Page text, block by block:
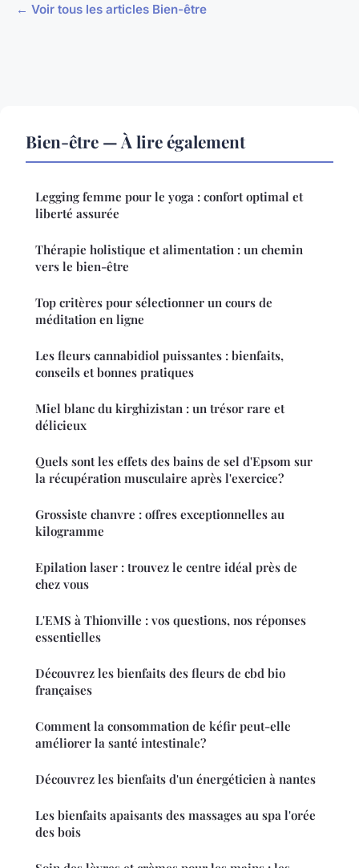
← Voir tous les articles Bien-être
Bien-être — À lire également
Legging femme pour le yoga : confort optimal et
liberté assurée
Thérapie holistique et alimentation : un chemin
vers le bien-être
Top critères pour sélectionner un cours de
méditation en ligne
Les fleurs cannabidiol puissantes : bienfaits,
conseils et bonnes pratiques
Miel blanc du kirghizistan : un trésor rare et
délicieux
Quels sont les effets des bains de sel d'Epsom sur
la récupération musculaire après l'exercice?
Grossiste chanvre : offres exceptionnelles au
kilogramme
Epilation laser : trouvez le centre idéal près de
chez vous
L'EMS à Thionville : vos questions, nos réponses
essentielles
Découvrez les bienfaits des fleurs de cbd bio
françaises
Comment la consommation de kéfir peut-elle
améliorer la santé intestinale?
Découvrez les bienfaits d'un énergéticien à nantes
Les bienfaits apaisants des massages au spa l'orée
des bois